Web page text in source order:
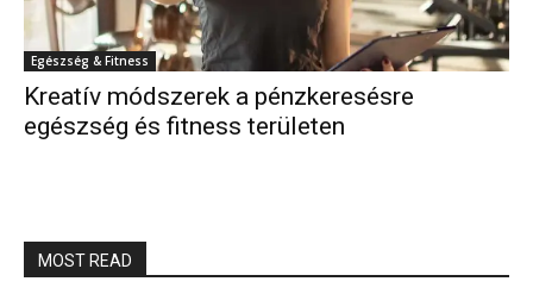
Egészség & Fitness
Kreatív módszerek a pénzkeresésre
egészség és fitness területen
MOST READ